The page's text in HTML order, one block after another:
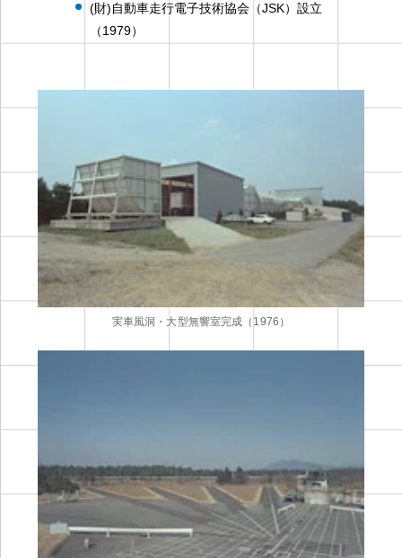
(財)自動車走行電子技術協会（JSK）設立
（1979）
実車風洞・大型無響室完成（1976）